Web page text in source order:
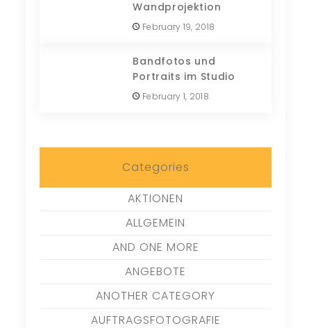
Wandprojektion
February 19, 2018
Bandfotos und
Portraits im Studio
February 1, 2018
Categories
AKTIONEN
ALLGEMEIN
AND ONE MORE
ANGEBOTE
ANOTHER CATEGORY
AUFTRAGSFOTOGRAFIE